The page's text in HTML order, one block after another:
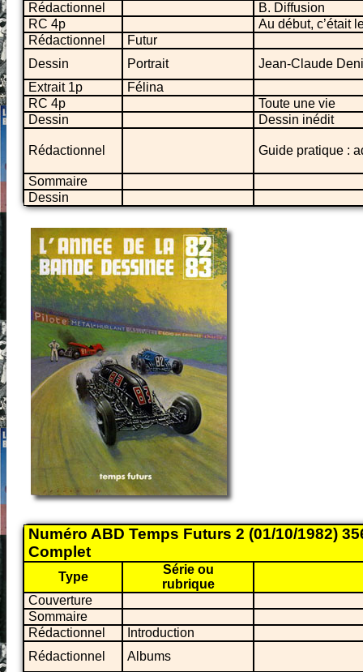
Rédactionnel
B. Diffusion
RC 4p
Au début, c’était
Rédactionnel
Futur
Dessin
Portrait
Jean-Claude
Extrait 1p
Félina
RC 4p
Toute une vie
Dessin
Dessin inédit
Rédactionnel Guide pratique :
Sommaire
Dessin
Numéro ABD Temps Futurs 2 (01/10/1982)
Complet
Type
Série ou
rubrique
Couverture
Sommaire
Rédactionnel
Introduction
Rédactionnel
Albums